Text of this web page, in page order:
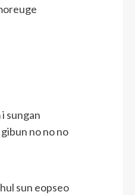
sungan
no no no
sun eopseo